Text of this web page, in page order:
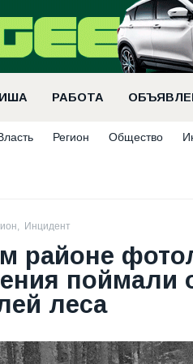
РАБОТА
Регион Общество
, Инцидент
районе
поймали
леса